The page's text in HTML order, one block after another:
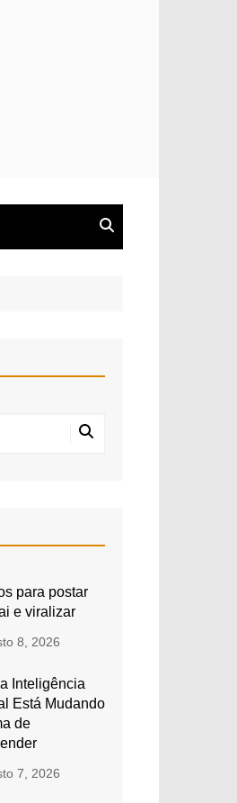
para postar
e viralizar
8, 2026
Inteligência
Está Mudando
de
7, 2026